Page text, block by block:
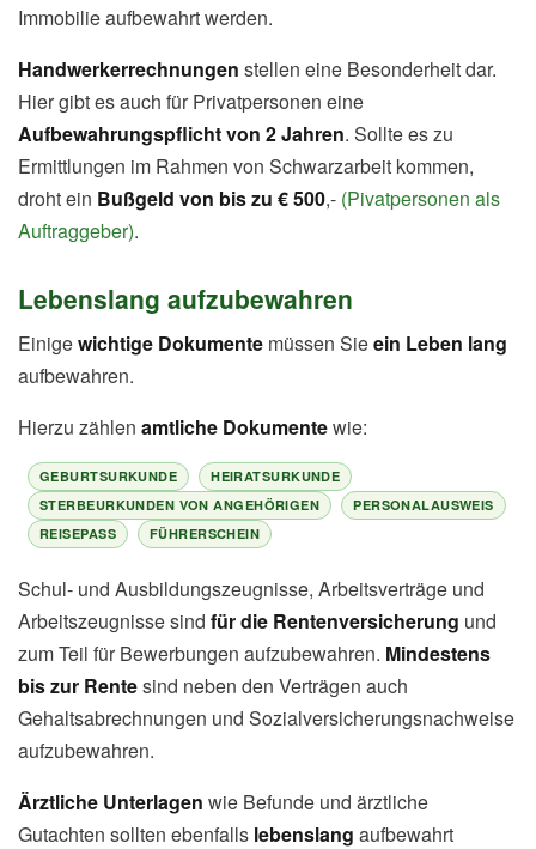
Immobilie aufbewahrt werden.
Handwerkerrechnungen stellen eine Besonderheit dar.
Hier gibt es auch für Privatpersonen eine
Aufbewahrungspflicht von 2 Jahren. Sollte es zu
Ermittlungen im Rahmen von Schwarzarbeit kommen,
droht ein Bußgeld von bis zu € 500,- (Pivatpersonen als
Auftraggeber).
Lebenslang aufzubewahren
Einigewichtige Dokumente müssen Sieein Leben lang
aufbewahren.
Hierzu zählen amtliche Dokumentewie:
GEBURTSURKUNDE
HEIRATSURKUNDE
STERBEURKUNDEN VON ANGEHÖRIGEN
PERSONALAUSWEIS
REISEPASS
FÜHRERSCHEIN
Schul- und Ausbildungszeugnisse, Arbeitsverträge und
Arbeitszeugnisse sind für die Rentenversicherung und
zum Teil für Bewerbungen aufzubewahren. Mindestens
bis zur Rentesind neben den Verträgen auch
Gehaltsabrechnungen und Sozialversicherungsnachweise
aufzubewahren.
Ärztliche Unterlagen wie Befunde und ärztliche
Gutachten sollten ebenfalls lebenslang aufbewahrt